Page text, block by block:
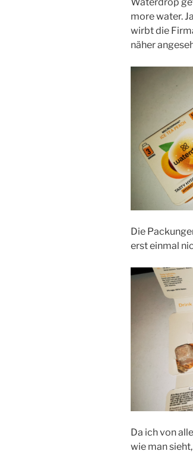
Waterdrop
more water.
wirbt die
näher
Die
erst einmal
Da ich von
wie man